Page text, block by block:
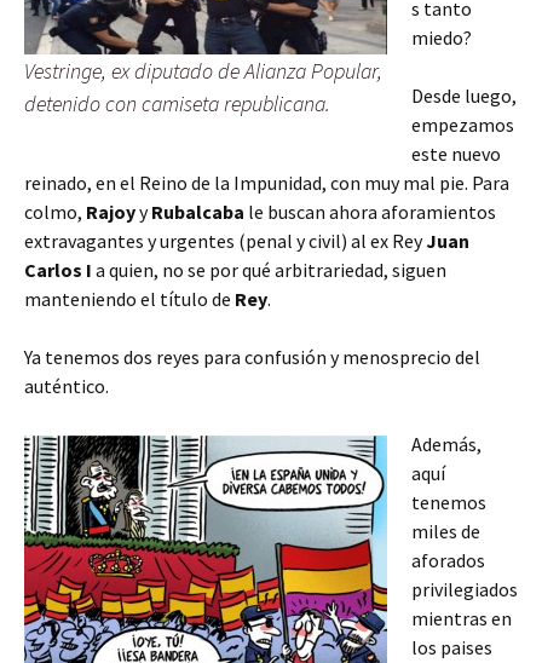
Vestringe, ex diputado de Alianza Popular,
detenido con camiseta republicana.
s tanto
miedo?
Desde luego,
empezamos
este nuevo
reinado, en el Reino de la Impunidad, con muy mal pie. Para
colmo, RajoyyRubalcaba le buscan ahora aforamientos
extravagantes y urgentes (penal y civil) al ex ReyJuan
Carlos I a quien, no se por qué arbitrariedad, siguen
manteniendo el título de Rey.
Ya tenemos dos reyes para confusión y menosprecio del
auténtico.
Además,
aquí
tenemos
miles de
aforados
privilegiados
mientras en
los paises